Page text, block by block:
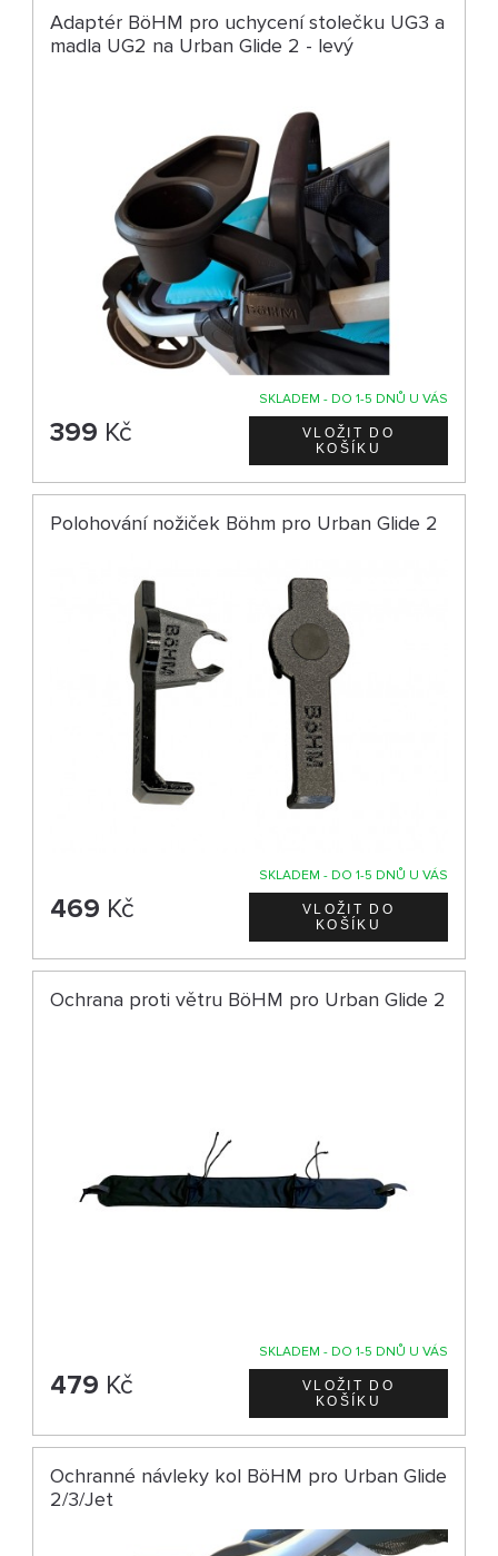
Adaptér BöHM pro uchycení stolečku UG3 a
madla UG2 na Urban Glide 2 - levý
SKLADEM - DO 1-5 DNŮ U VÁS
399 Kč
Polohování nožiček Böhm pro Urban Glide 2
SKLADEM - DO 1-5 DNŮ U VÁS
469 Kč
Ochrana proti větru BöHM pro Urban Glide 2
SKLADEM - DO 1-5 DNŮ U VÁS
479 Kč
Ochranné návleky kol BöHM pro Urban Glide
2/3/Jet